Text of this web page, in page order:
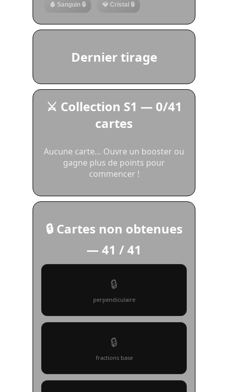
🩸 Sanguin 🔒 💎 Cristal 🔒
Dernier tirage
⚔️ Collection S1 — 0/41
cartes
Aucune carte… Ouvre un booster ou
gagne plus de points pour
commencer !
🔒 Cartes non obtenues
— 41 / 41
🔒
perpendiculaire
🔒
fractions base